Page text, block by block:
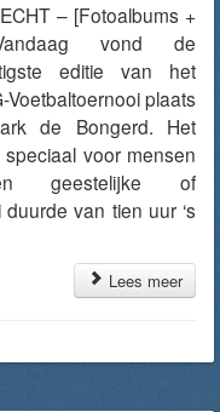
– [Fotoalbums +
vond de
editie van het
Voetbaltoernooi plaats
de Bongerd. Het
voor mensen
geestelijke of
van tien uur ‘s
Lees meer